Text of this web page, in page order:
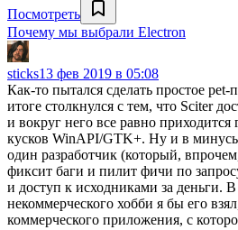
Посмотреть
Почему мы выбрали Electron
sticks13 фев 2019 в 05:08
Как-то пытался сделать простое
итоге столкнулся с тем, что Sciter
и вокруг него все равно приходится
кусков WinAPI/GTK+. Ну и в
один разработчик (который,
фиксит баги и пилит фичи по
и доступ к исходниками за деньги.
некоммерческого хобби я бы его
коммерческого приложения, с